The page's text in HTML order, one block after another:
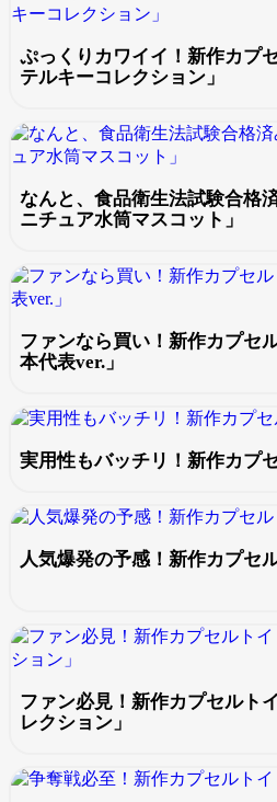
ぷっくりカワイイ！新作カプ
テルキーコレクション」
なんと、食品衛生法試験合格
ニチュア水筒マスコット」
ファンなら買い！新作カプセ
本代表ver.」
実用性もバッチリ！新作カプ
人気爆発の予感！新作カプセ
ファン必見！新作カプセルト
レクション」